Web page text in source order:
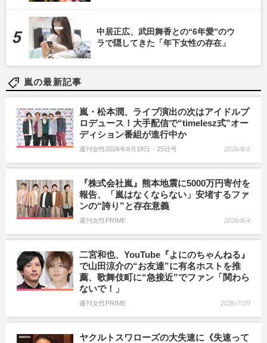
中居正広、武田舞香との“6年愛”のウ
ラで隠してきた「年下女性の存在」
嵐の最新記事
嵐・松本潤、ライブ演出の次はアイドルプ
ロデュース！大手配信で“timelesz式”オー
ディション番組が進行中か
週刊女性2026年8月18日・25日号 2026/8/5
『株式会社嵐』熊本地震に5000万円寄付を
報告、「嵐はなくならない」安堵するファ
ンの“誇り”と存在意義
週刊女性PRIME 2026/8/4
二宮和也、YouTube『よにのちゃんねる』
で山田涼介の“お友達”に有名ホストを推
薦、歌舞伎町に“急接近”でファン「関わら
ないで！」
週刊女性PRIME 2026/7/29
ヤクルトスワローズの大失速に《失速って